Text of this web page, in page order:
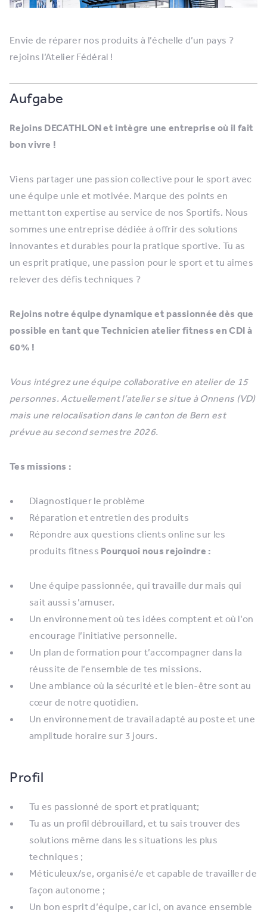
Envie de réparer nos produits à l’échelle d’un pays ?
rejoins l’Atelier Fédéral !
Aufgabe
Rejoins DECATHLON et intègre une entreprise où il fait
bon vivre !
Viens partager une passion collective pour le sport avec
une équipe unie et motivée. Marque des points en
mettant ton expertise au service de nos Sportifs. Nous
sommes une entreprise dédiée à offrir des solutions
innovantes et durables pour la pratique sportive. Tu as
un esprit pratique, une passion pour le sport et tu aimes
relever des défis techniques ?
Rejoins notre équipe dynamique et passionnée dès que
possible en tant que Technicien atelier fitness en CDI à
60% !
Vous intégrez une équipe collaborative en atelier de 15
personnes. Actuellement l’atelier se situe à Onnens (VD)
mais une relocalisation dans le canton de Bern est
prévue au second semestre 2026.
Tes missions :
Diagnostiquer le problème
Réparation et entretien des produits
Répondre aux questions clients online sur les
produits fitness Pourquoi nous rejoindre :
Une équipe passionnée, qui travaille dur mais qui
sait aussi s’amuser.
Un environnement où tes idées comptent et où l’on
encourage l’initiative personnelle.
Un plan de formation pour t’accompagner dans la
réussite de l’ensemble de tes missions.
Une ambiance où la sécurité et le bien-être sont au
cœur de notre quotidien.
Un environnement de travail adapté au poste et une
amplitude horaire sur 3 jours.
Profil
Tu es passionné de sport et pratiquant;
Tu as un profil débrouillard, et tu sais trouver des
solutions même dans les situations les plus
techniques ;
Méticuleux/se, organisé/e et capable de travailler de
façon autonome ;
Un bon esprit d’équipe, car ici, on avance ensemble